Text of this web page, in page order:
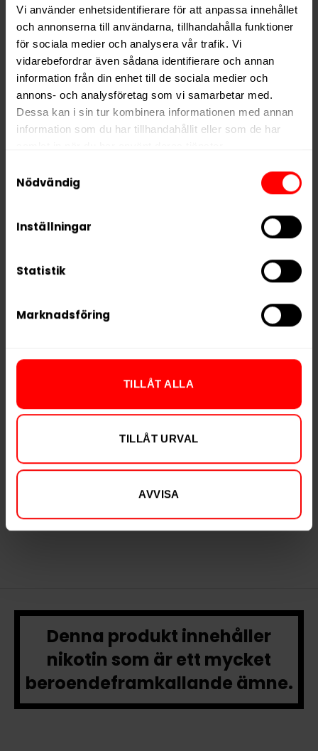
Vi använder enhetsidentifierare för att anpassa innehållet
och annonserna till användarna, tillhandahålla funktioner
för sociala medier och analysera vår trafik. Vi
vidarebefordrar även sådana identifierare och annan
information från din enhet till de sociala medier och
annons- och analysföretag som vi samarbetar med.
Dessa kan i sin tur kombinera informationen med annan
information som du har tillhandahållit eller som de har
We work with
who may receive and
Nödvändig
Inställningar
Statistik
Marknadsföring
TILLÅT ALLA
TILLÅT URVAL
AVVISA
Nikotin per portion
10,4 mg
Nikotin per dosa
208 mg
Vikt per dosa
13 g
Portioner per dosa
20
Varumärke
CUBA
RELATERADE PRODUKTER
Après Bananas
29,99 kr /dosa
Après Tangerine
29,99 kr /dosa
Denna produkt innehåller
nikotin som är ett mycket
beroendeframkallande ämne.